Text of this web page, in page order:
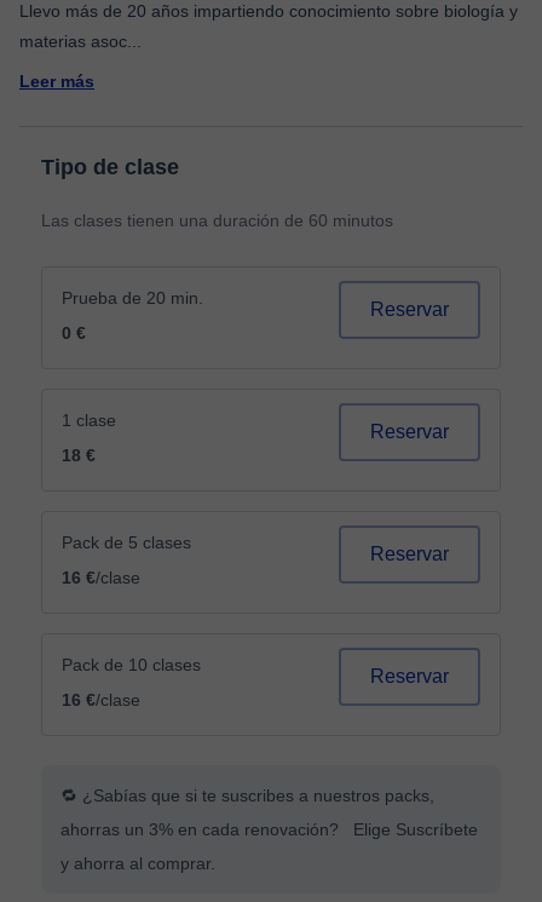
Llevo más de 20 años impartiendo conocimiento sobre biología y
materias asoc
Leer más
Tipo de clase
Las clases tienen una duración de 60 minutos
Prueba de 20 min.
0 €
Reservar
1 clase
18 €
Reservar
Pack de 5 clases
16 €/clase
Reservar
Pack de 10 clases
16 €/clase
Reservar
🔁 ¿Sabías que si te suscribes a nuestros packs,
ahorras un 3% en cada renovación? Elige Suscríbete
y ahorra al comprar.